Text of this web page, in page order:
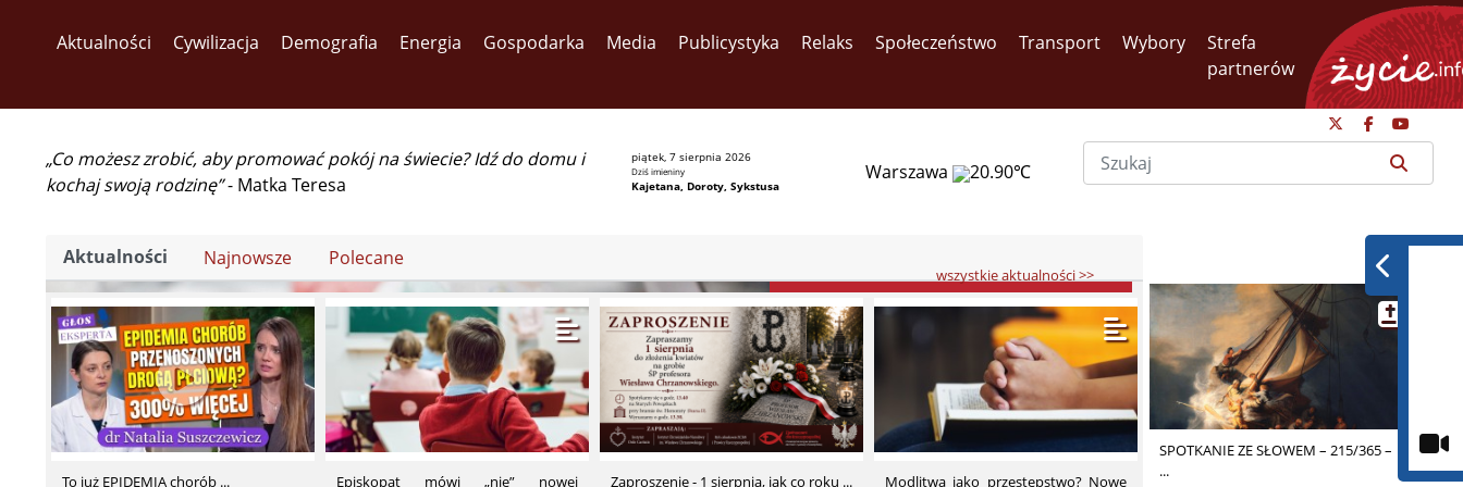
Aktualności Cywilizacja Demografia Energia Gospodarka Media Publicystyka Relaks Społeczeństwo Transport Wybory
Strefa
partnerów
„Co możesz zrobić, aby promować pokój na świecie? Idź do domu i
kochaj swoją rodzinę”- Matka Teresa
piątek, 7 sierpnia 2026
Dziś imieniny
Kajetana, Doroty, Sykstusa
Warszawa 20.90℃
Aktualności Najnowsze
Polecane
Holandia przygotowuje się do
wprowadzenia aborcji na życzenie do
24. tygodnia ciąży
Znacz­na część ho­len­der­skich szpi­ta­li
wpro­wa­dza „pro­gram pi­lo­ta­żo­wy” prze­
pro­wa­dza­nia abor­cji na ży­cze­nie do
wszystkie aktualności >>
To już EPIDEMIA chorób ...
Episkopat mówi „nie” nowej
Zaproszenie - 1 sierpnia, jak co roku ...
Modlitwa jako przestępstwo? Nowe
SPOTKANIE ZE SŁOWEM – 215/365 –
...